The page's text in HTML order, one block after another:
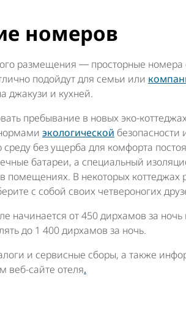
номеров
размещения ― просторные
подойдут для семьи или
джакузи и кухней.
пребывание в новых эко-
экологической
без ущерба для комфорта
батареи, а специальный
помещениях. В некоторых
с собой своих четвероногих
начинается от 450 дирхамов за ночь
до 1 400 дирхамов за ночь.
и сервисные сборы, а также
веб-сайте отеля.